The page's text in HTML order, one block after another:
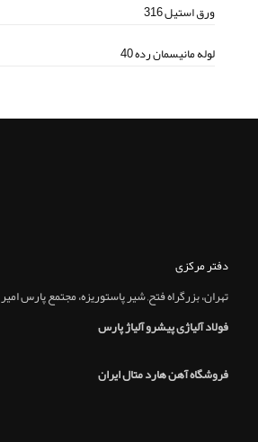
ورق استیل 316
لوله مانیسمان رده 40
دفتر مرکزی
تهران، بزرگراه فتح, شير پاستوريزه، مجتمع پارس امير
فولاد آلیاژی پیشرو آلیاژ پارس
فروشگاه آهن هارد متال ایران